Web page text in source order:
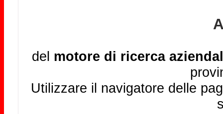
del motore di ricerca
Utilizzare il navigatore delle